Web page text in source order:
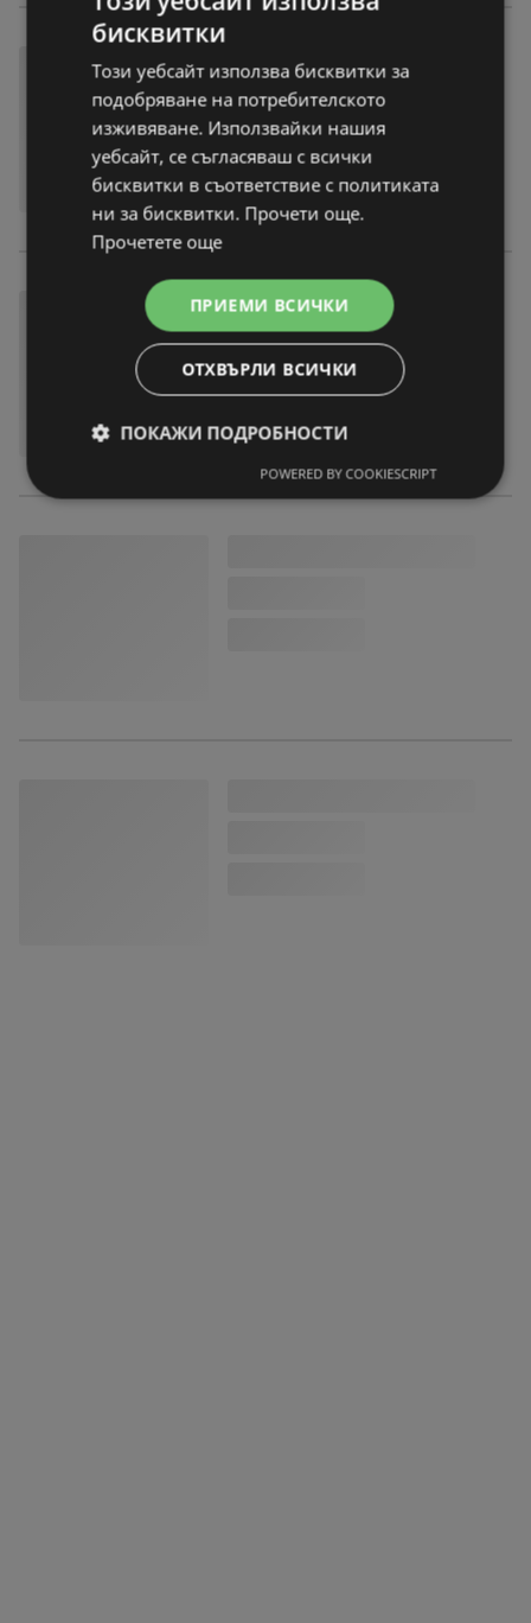
бисквитки
Този уебсайт използва бисквитки за
подобряване на потребителското
изживяване. Използвайки нашия
уебсайт, се съгласяваш с всички
бисквитки в съответствие с политиката
ни за бисквитки. Прочети още.
Прочетете още
ПРИЕМИ ВСИЧКИ
ОТХВЪРЛИ ВСИЧКИ
ПОКАЖИ ПОДРОБНОСТИ
POWERED BY COOKIESCRIPT